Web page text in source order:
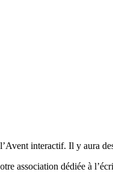
interactif. Il y aura
association dédiée à